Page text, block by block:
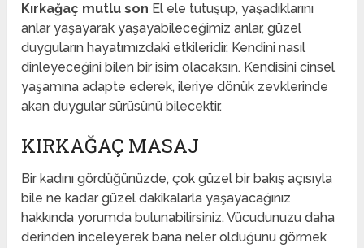
Kırkağaç mutlu son El ele tutuşup, yaşadıklarını
anlar yaşayarak yaşayabileceğimiz anlar, güzel
duyguların hayatımızdaki etkileridir. Kendini nasıl
dinleyeceğini bilen bir isim olacaksın. Kendisini cinsel
yaşamına adapte ederek, ileriye dönük zevklerinde
akan duygular sürüsünü bilecektir.
KIRKAĞAÇ MASAJ
Bir kadını gördüğünüzde, çok güzel bir bakış açısıyla
bile ne kadar güzel dakikalarla yaşayacağınız
hakkında yorumda bulunabilirsiniz. Vücudunuzu daha
derinden inceleyerek bana neler olduğunu görmek